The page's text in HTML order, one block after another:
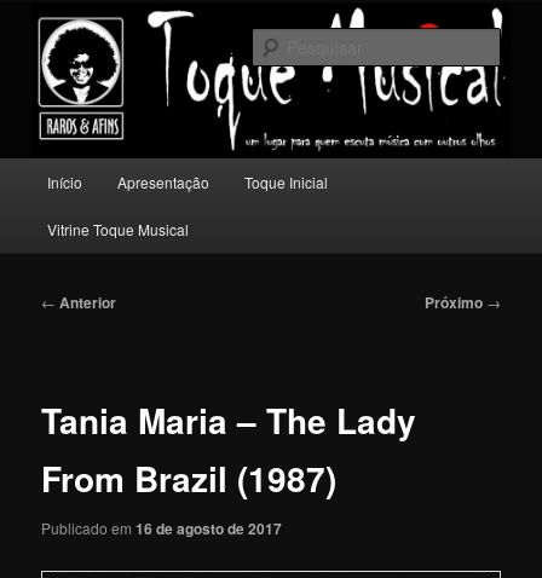
conteúdo
principalToque Musical
Um lugar para quem escuta música com outros olhos.
principal
Início Apresentação Toque Inicial
Vitrine Toque Musical
Navegação
← Anterior Próximo →
Tania Maria – The Lady
From Brazil (1987)
Publicado em16 de agosto de 2017